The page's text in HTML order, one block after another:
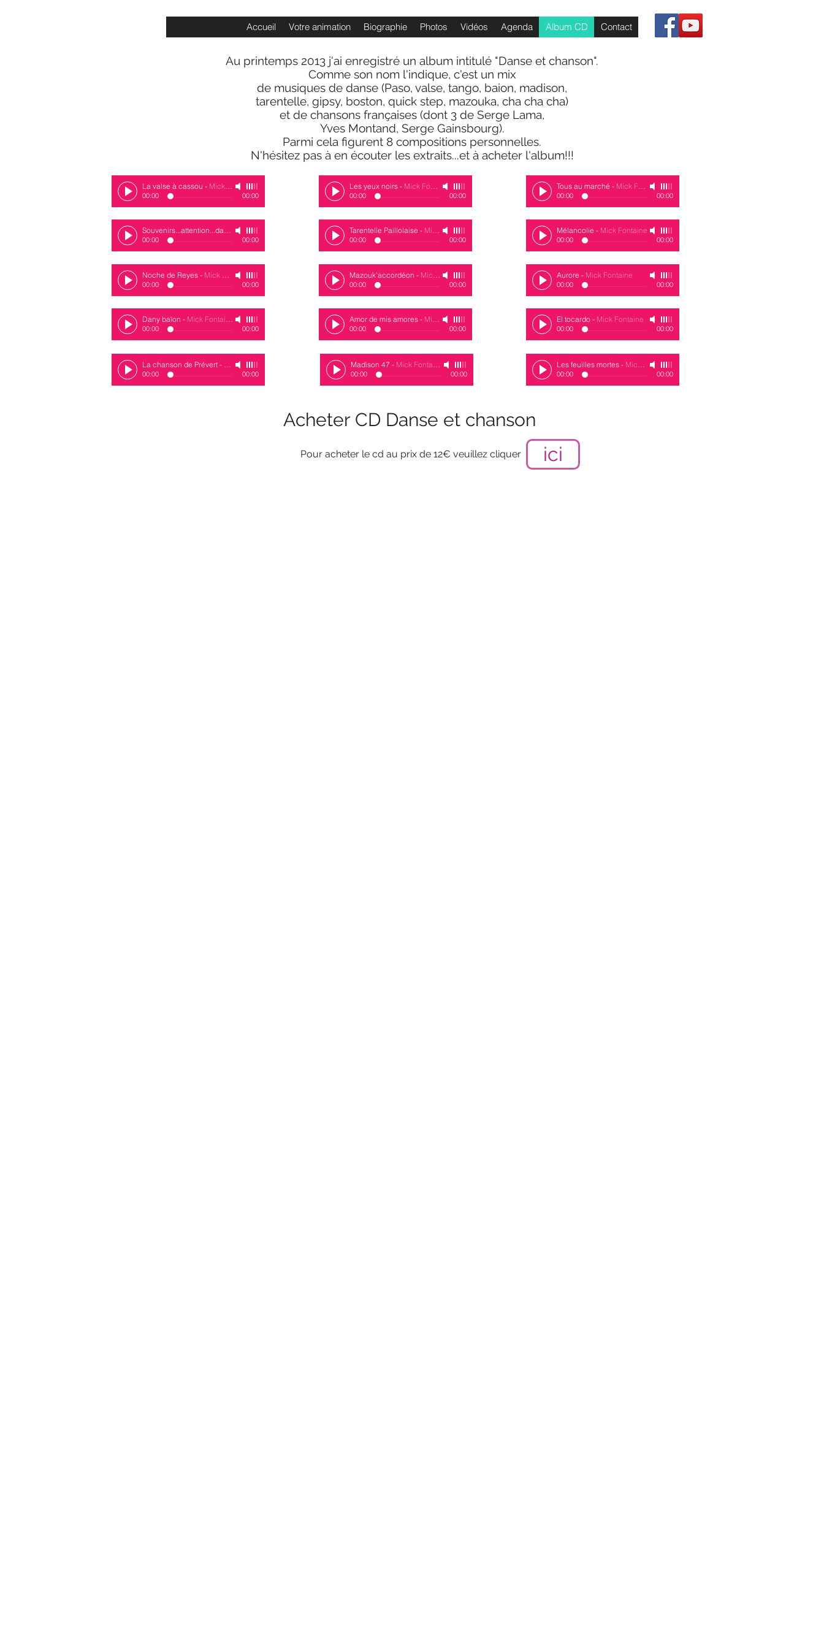
Accueil Votre animation Biographie Photos Vidéos Agenda Album CD Contact
Au printemps 2013 j'ai enregistré un album intitulé "Danse et chanson".
Comme son nom l'indique, c'est un mix
de musiques de danse (Paso, valse, tango, baion, madison,
tarentelle, gipsy, boston, quick step, mazouka, cha cha cha)
et de chansons françaises (dont 3 de Serge Lama,
Yves Montand, Serge Gainsbourg).
Parmi cela figurent 8 compositions personnelles.
N'hésitez pas à en écouter les extraits...et à acheter l'album!!!
La valse à cassou - Mick Fontaine
00:00 00:00
Souvenirs...attention...danger - Mick Fontaine
00:00 00:00
Noche de Reyes - Mick Fontaine
00:00 00:00
Dany baïon - Mick Fontaine
00:00 00:00
La chanson de Prévert - Mick Fontaine
00:00 00:00
Les yeux noirs - Mick Fontaine
00:00 00:00
Tarentelle Paillolaise - Mick Fontaine
00:00 00:00
Mazouk'accordéon - Mick Fontaine
00:00 00:00
Amor de mis amores - Mick Fontaine
00:00 00:00
Madison 47 - Mick Fontaine
00:00 00:00
Tous au marché - Mick Fontaine
00:00 00:00
Mélancolie - Mick Fontaine
00:00 00:00
Aurore - Mick Fontaine
00:00 00:00
El tocardo - Mick Fontaine
00:00 00:00
Les feuilles mortes - Mick Fontaine
00:00 00:00
Acheter CD Danse et chanson
Pour acheter le cd au prix de 12€ veuillez cliquer ici